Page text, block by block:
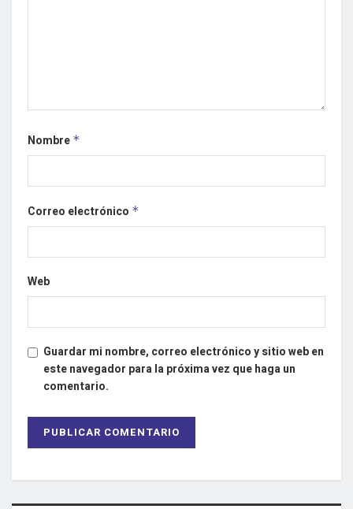
Nombre *
Correo electrónico *
Web
Guardar mi nombre, correo electrónico y sitio web en
este navegador para la próxima vez que haga un
comentario.